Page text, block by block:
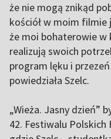
że nie mogą znikąd
kościół w moim filmie
że moi bohaterowie w
realizują swoich
program lęku i
powiedziała Szelc.
„Wieża. Jasny dzień”
42. Festiwalu Polskich